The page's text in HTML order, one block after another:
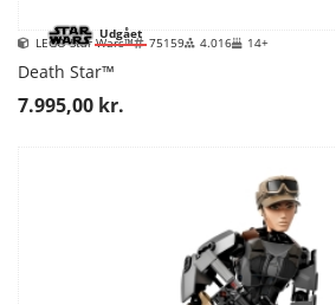
Udgået
LEGO Star Wars™ 75159 4.016 14+
Death Star™
7.995,00 kr.